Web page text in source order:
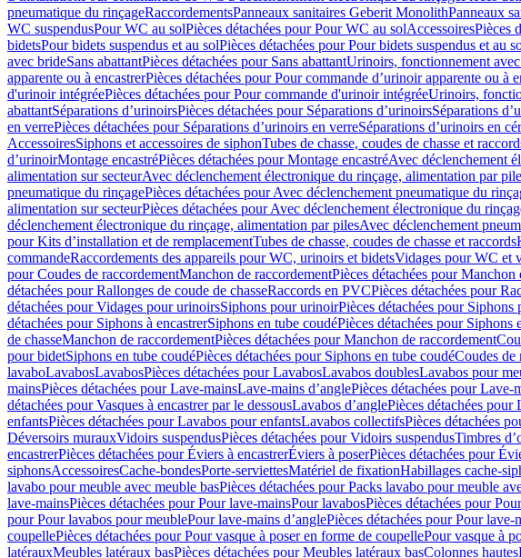
pneumatique du rinçageRaccordementsPanneaux sanitaires Geberit MonolithPanneaux
WC suspendusPour WC au solPièces détachées pour Pour WC au solAccessoiresPièces
bidetsPour bidets suspendus et au solPièces détachées pour Pour bidets suspendus et au
avec brideSans abattantPièces détachées pour Sans abattantUrinoirs, fonctionnement
apparente ou à encastrerPièces détachées pour Pour commande d’urinoir apparente ou à
d'urinoir intégréePièces détachées pour Pour commande d'urinoir intégréeUrinoirs,
abattantSéparations d’urinoirsPièces détachées pour Séparations d’urinoirsSéparations
en verrePièces détachées pour Séparations d’urinoirs en verreSéparations d’urinoirs en
AccessoiresSiphons et accessoires de siphonTubes de chasse, coudes de chasse et
dʼurinoirMontage encastréPièces détachées pour Montage encastréAvec déclenchement
alimentation sur secteurAvec déclenchement électronique du rinçage, alimentation par
pneumatique du rinçagePièces détachées pour Avec déclenchement pneumatique du
alimentation sur secteurPièces détachées pour Avec déclenchement électronique du
déclenchement électronique du rinçage, alimentation par pilesAvec déclenchement
pour Kits d’installation et de remplacementTubes de chasse, coudes de chasse et raccords
commandeRaccordements des appareils pour WC, urinoirs et bidetsVidages pour WC et
pour Coudes de raccordementManchon de raccordementPièces détachées pour Manchon
détachées pour Rallonges de coude de chasseRaccords en PVCPièces détachées pour
détachées pour Vidages pour urinoirsSiphons pour urinoirPièces détachées pour
détachées pour Siphons à encastrerSiphons en tube coudéPièces détachées pour Siphons
de chasseManchon de raccordementPièces détachées pour Manchon de raccordement
pour bidetSiphons en tube coudéPièces détachées pour Siphons en tube coudéCoudes de
lavaboLavabosLavabosPièces détachées pour LavabosLavabos doublesLavabos pour
mainsPièces détachées pour Lave-mainsLave-mains d’anglePièces détachées pour Lave-
détachées pour Vasques à encastrer par le dessousLavabos d’anglePièces détachées pour
enfantsPièces détachées pour Lavabos pour enfantsLavabos collectifsPièces détachées
Déversoirs murauxVidoirs suspendusPièces détachées pour Vidoirs suspendusTimbres
encastrerPièces détachées pour Éviers à encastrerÉviers à poserPièces détachées pour
siphonsAccessoiresCache-bondesPorte-serviettesMatériel de fixationHabillages cache-
lavabo pour meuble avec meuble basPièces détachées pour Packs lavabo pour meuble
lave-mainsPièces détachées pour Pour lave-mainsPour lavabosPièces détachées pour
pour Pour lavabos pour meublePour lave-mains d’anglePièces détachées pour Pour lave-
coupellePièces détachées pour Pour vasque à poser en forme de coupellePour vasque à
latérauxMeubles latéraux basPièces détachées pour Meubles latéraux basColonnes hautes